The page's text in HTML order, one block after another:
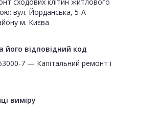
вул. Йорданська, 5-А
м. Києва
його відповідний код
7 — Капітальний ремонт і
виміру